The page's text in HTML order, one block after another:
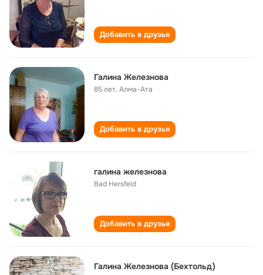
Добавить в друзья
Галина Железнова
85 лет,Алма-Ата
Добавить в друзья
галина железнова
Bad Hersfeld
Добавить в друзья
Галина Железнова (Бехтольд)